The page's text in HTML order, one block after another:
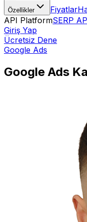
Özellikler Fiyatlar
API PlatformSERP
Giriş Yap
Ücretsiz Dene
Google Ads
Google Ads